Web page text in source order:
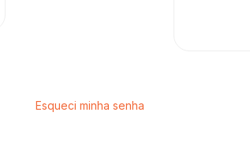
Esqueci minha senha